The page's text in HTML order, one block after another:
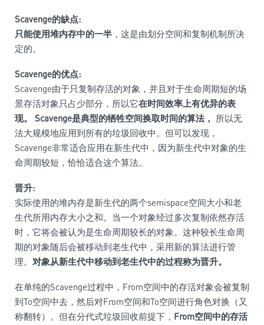
Scavenge的缺点:
只能使用堆内存中的一半 ，这是由划分空间和复制机制所决
定的。
Scavenge的优点:
Scavenge由于只复制存活的对象，并且对于生命周期短的场
景存活对象只占少部分，所以它在时间效率上有优异的表
现。
Scavenge是典型的牺牲空间换取时间的算法，
所以无
法大规模地应用到所有的垃圾回收中。但可以发现，
Scavenge非常适合应用在新生代中，因为新生代中对象的生
命周期较短，恰恰适合这个算法。
晋升:
实际使用的堆内存是新生代的两个semispace空间大小和老
生代所用内存大小之和。当一个对象经过多次复制依然存活
时，它将会被认为是生命周期较长的对象。这种较长生命周
期的对象随后会被移动到老生代中，采用新的算法进行管
理。 对象从新生代中移动到老生代中的过程称为晋升。
在单纯的Scavenge过程中，From空间中的存活对象会被复制
到To空间中去，然后对From空间和To空间进行角色对换（又
称翻转）。但在分代式垃圾回收前提下， From空间中的存活